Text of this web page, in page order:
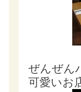
ぜんぜん
可愛いお